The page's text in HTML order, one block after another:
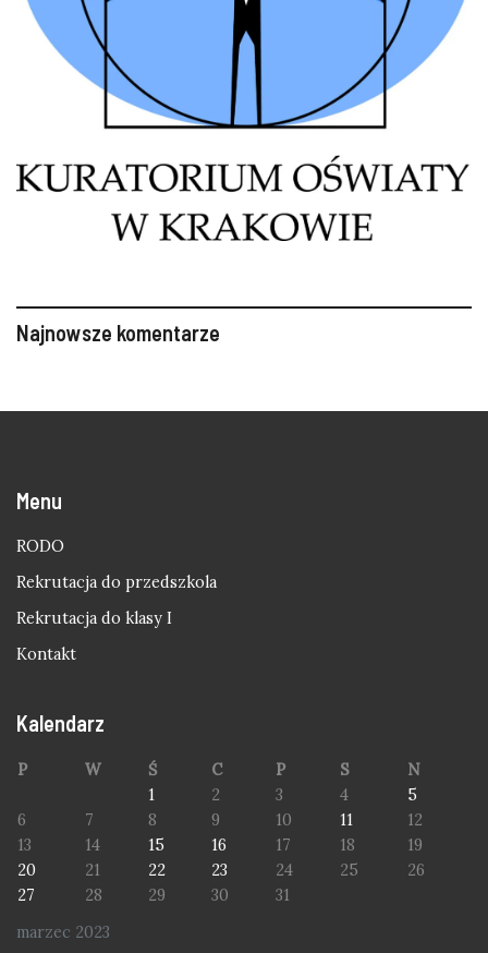
Najnowsze komentarze
Menu
RODO
Rekrutacja do przedszkola
Rekrutacja do klasy I
Kontakt
Kalendarz
marzec 2023
P W Ś C P S
N
1
2 3 4
5
6
7 8 9 10 11
12
13
14 15 16 17 18
19
20
21 22 23 24 25
26
27
28 29 30 31